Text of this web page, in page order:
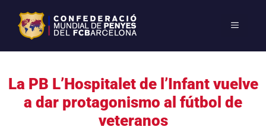
La PB L’Hospitalet de l’Infant vuelve
a dar protagonismo al fútbol de
veteranos